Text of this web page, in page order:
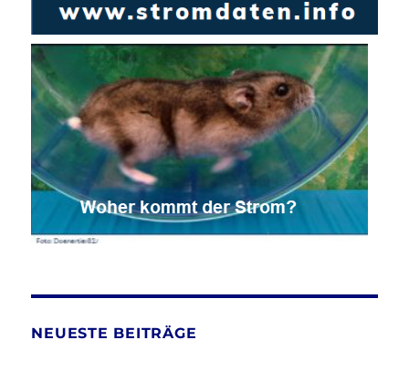
NEUESTE BEITRÄGE